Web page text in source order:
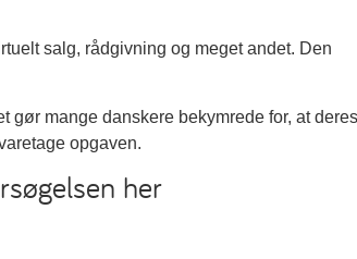
salg, rådgivning og meget andet. Den
gør mange danskere bekymrede for, at
opgaven.
her